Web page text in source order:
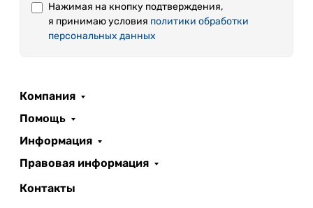
Нажимая на кнопку подтверждения,
я принимаю условия политики обработки
персональных данных
Компания
Помощь
Информация
Правовая информация
Контакты